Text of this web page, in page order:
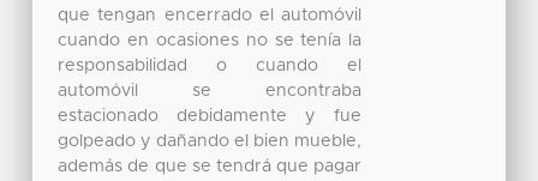
que tengan encerrado el automóvil
cuando en ocasiones no se tenía la
responsabilidad o cuando el
automóvil se encontraba
estacionado debidamente y fue
golpeado y dañando el bien mueble,
además de que se tendrá que pagar